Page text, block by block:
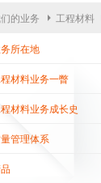
的业务 工程材料
所在地
材料业务一瞥
材料业务成长史
量管理体系